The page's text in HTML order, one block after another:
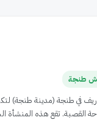
ريف في طنجة (مدينة طنجة)
على مقربة من الم